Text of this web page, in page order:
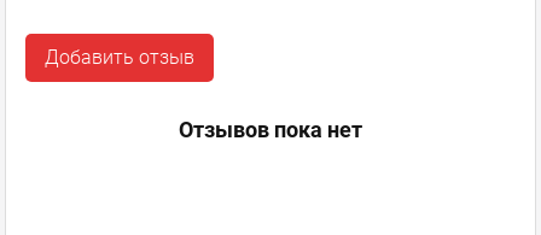
Добавить отзыв
Отзывов пока нет